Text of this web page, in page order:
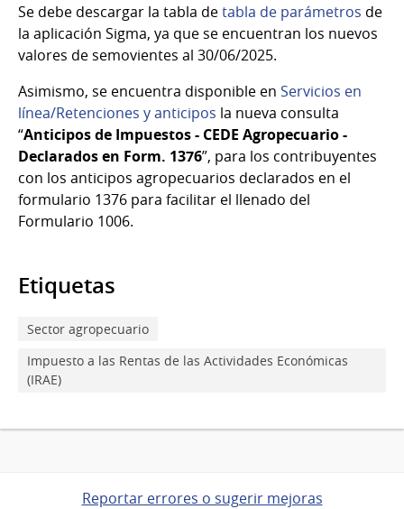
Se debe descargar la tabla detabla de parámetros de
la aplicación Sigma, ya que se encuentran los nuevos
valores de semovientes al 30/06/2025.
Asimismo, se encuentra disponible en Servicios en
línea/Retenciones y anticipos la nueva consulta
“Anticipos de Impuestos - CEDE Agropecuario -
Declarados en Form. 1376”, para los contribuyentes
con los anticipos agropecuarios declarados en el
formulario 1376 para facilitar el llenado del
Formulario 1006.
Etiquetas
Sector agropecuario
Impuesto a las Rentas de las Actividades Económicas
(IRAE)
Reportar errores o sugerir mejoras